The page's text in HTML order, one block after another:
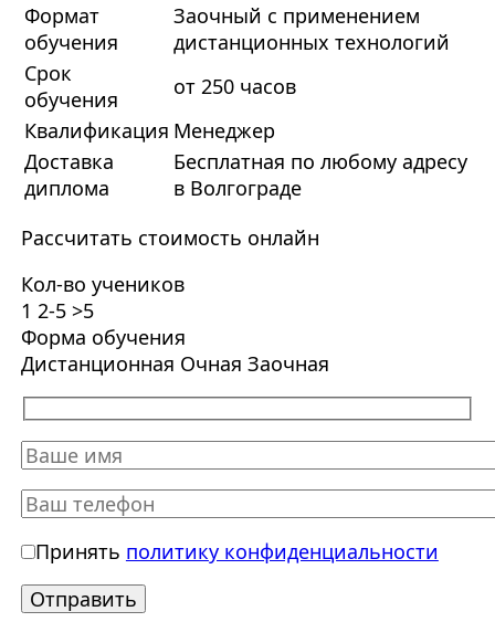
Формат
обучения
Заочный с применением
дистанционных технологий
Срок
обучения
от 250 часов
Квалификация Менеджер
Доставка
диплома
Бесплатная по любому адресу
в Волгограде
Рассчитать стоимость онлайн
Кол-во учеников
1 2-5 >5
Форма обучения
Дистанционная Очная Заочная
Принять политику конфиденциальности